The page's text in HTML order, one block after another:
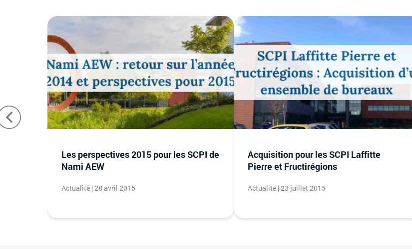
Les perspectives 2015 pour les SCPI de
Nami AEW
Actualité | 28 avril 2015
Acquisition pour les SCPI Laffitte
Pierre et Fructirégions
Actualité | 23 juillet 2015